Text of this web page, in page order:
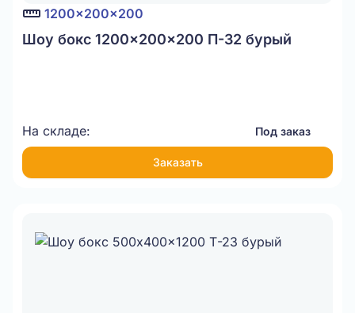
1200x200x200
Шоу бокс 1200x200x200 П-32 бурый
На складе: Под заказ
Заказать